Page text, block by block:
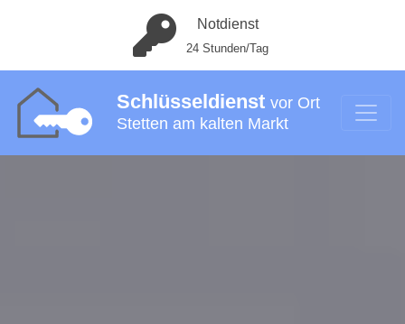
Notdienst
24 Stunden/Tag
Schlüsseldienst vor Ort
Stetten am kalten Markt